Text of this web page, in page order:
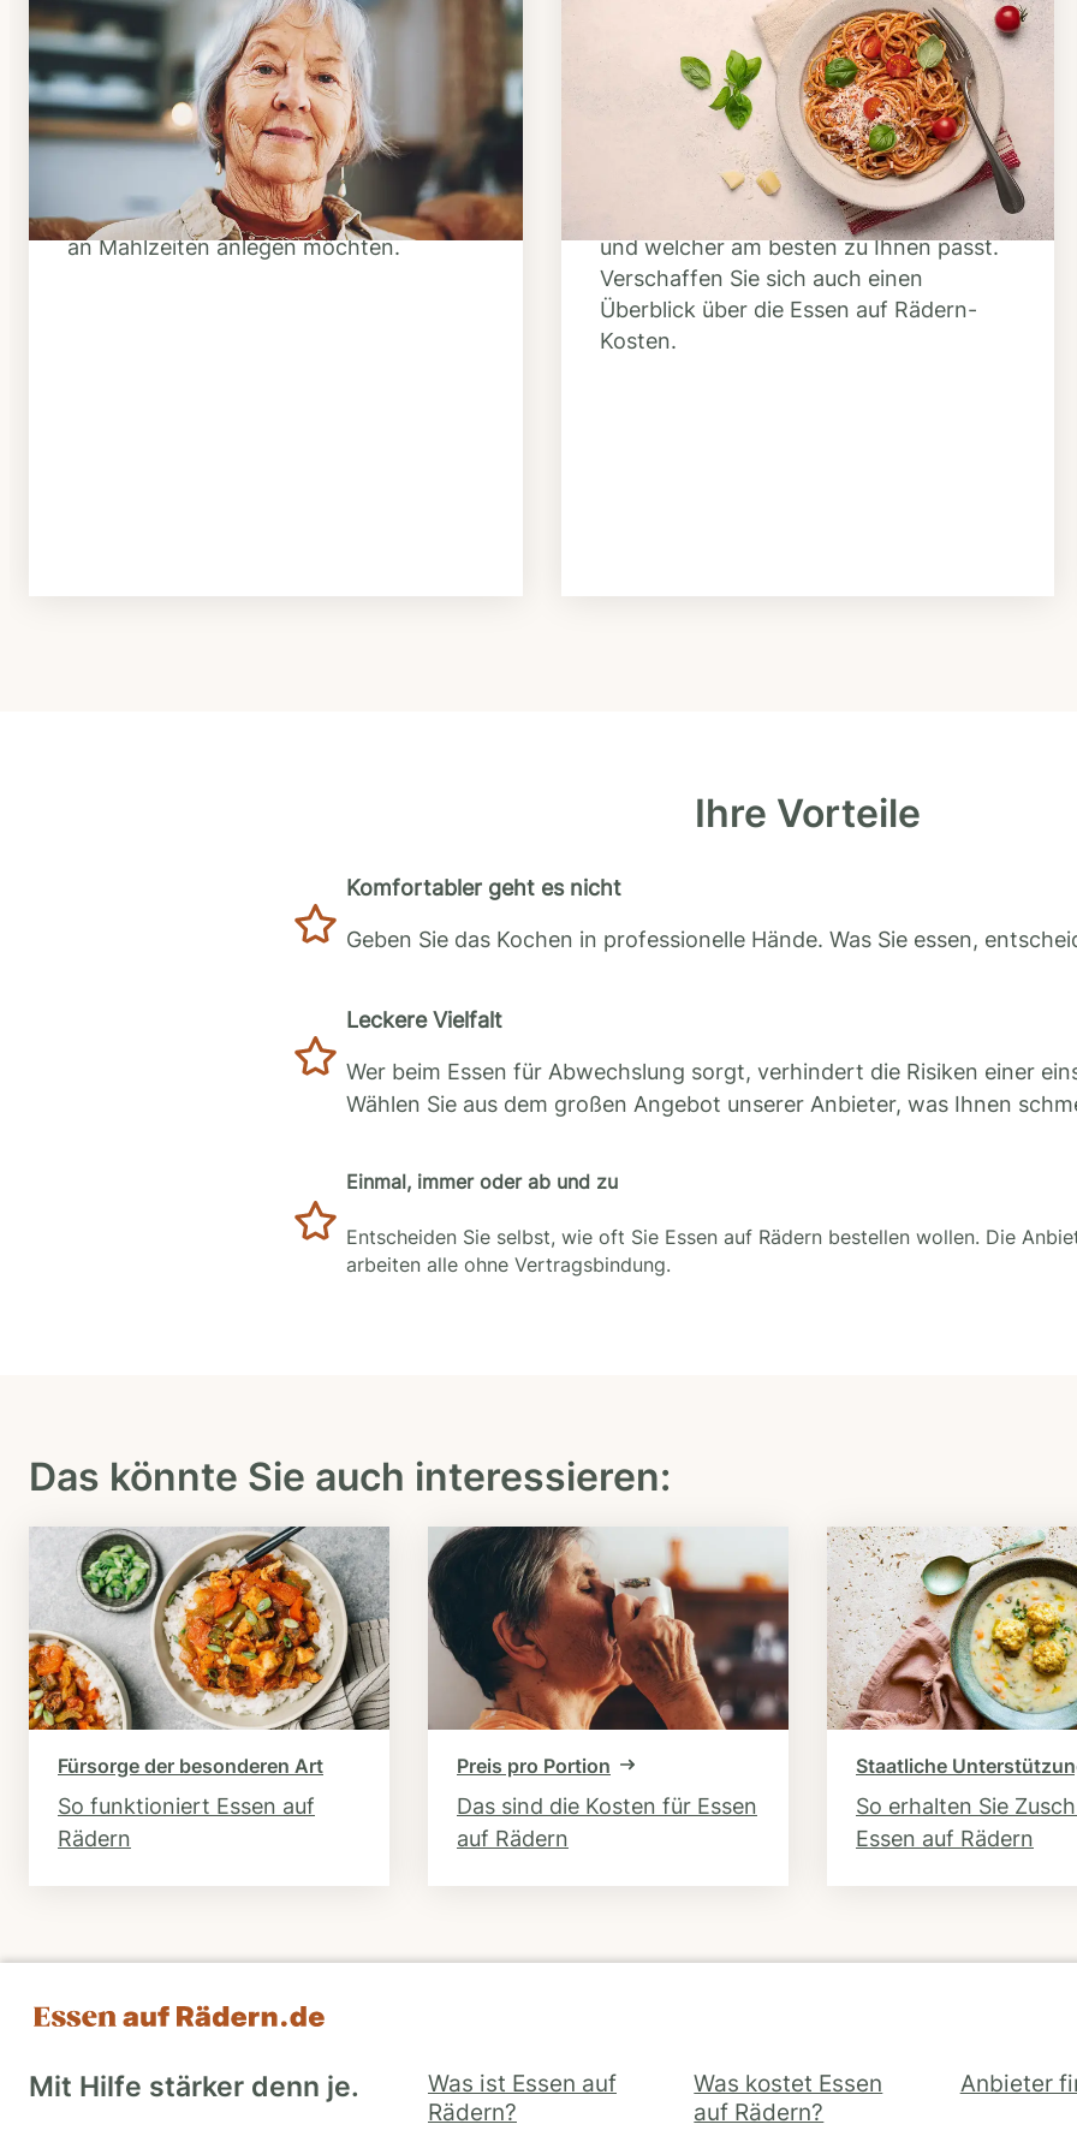
Schritt 1
Klarheit schaffen
Überlegen Sie, ob Ihnen das Essen
täglich verzehrfertig geliefert werden
soll oder Sie sich einen Tiefkühl-Vorrat
an Mahlzeiten anlegen möchten.
Schritt 2
Anbieter finden
Nutzen Sie unsere große Mahlzeiten-
Dienst-Suche, um herauszufinden,
welche Anbieter es in Ihrer Region gibt
und welcher am besten zu Ihnen passt.
Verschaffen Sie sich auch einen
Überblick über die Essen auf Rädern-
Kosten.
Ihre Vorteile
Komfortabler geht es nicht
Geben Sie das Kochen in professionelle Hände. Was Sie essen,
Leckere Vielfalt
Wer beim Essen für Abwechslung sorgt, verhindert die Risiken einer
Wählen Sie aus dem großen Angebot unserer Anbieter, was Ihnen
Einmal, immer oder ab und zu
Entscheiden Sie selbst, wie oft Sie Essen auf Rädern bestellen wollen. Die
arbeiten alle ohne Vertragsbindung.
Das könnte Sie auch interessieren:
Fürsorge der besonderen Art
So funktioniert Essen auf
Rädern
Preis pro Portion
Das sind die Kosten für Essen
auf Rädern
Staatliche
So erhalten Sie
Essen auf Rädern
Mit Hilfe stärker denn je.
Was ist Essen auf
Rädern?
Was kostet Essen
auf Rädern?
Anbieter